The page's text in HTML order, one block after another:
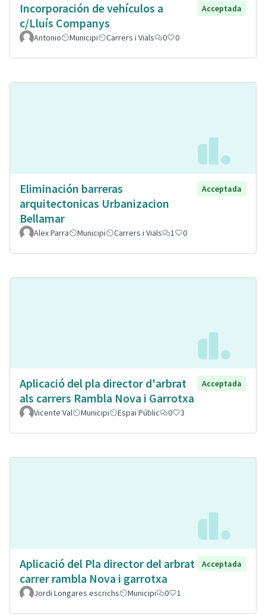
Incorporación de vehículos a
c/Lluís Companys
Acceptada
Antonio Municipi Carrers i Vials 0 0
Eliminación barreras
arquitectonicas Urbanizacion
Bellamar
Acceptada
Alex Parra Municipi Carrers i Vials 1 0
Aplicació del pla director d'arbrat
als carrers Rambla Nova i Garrotxa
Acceptada
Vicente Val Municipi Espai Públic 0 3
Aplicació del Pla director del arbrat
carrer rambla Nova i garrotxa
Acceptada
Jordi Longares escrichs Municipi 0 1